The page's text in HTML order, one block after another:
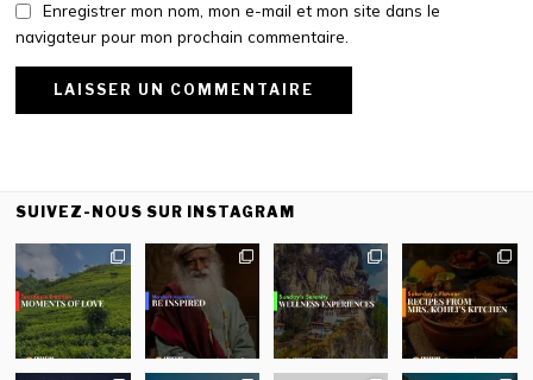
Enregistrer mon nom, mon e-mail et mon site dans le
navigateur pour mon prochain commentaire.
SUIVEZ-NOUS SUR INSTAGRAM